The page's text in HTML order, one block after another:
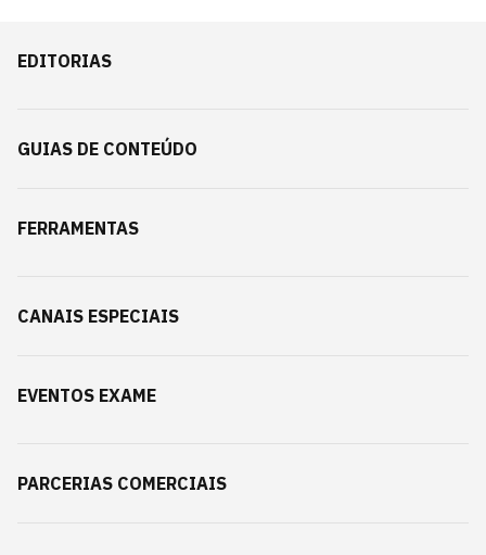
EDITORIAS
GUIAS DE CONTEÚDO
FERRAMENTAS
CANAIS ESPECIAIS
EVENTOS EXAME
PARCERIAS COMERCIAIS